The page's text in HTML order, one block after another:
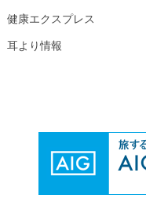
健康エクスプレス
耳より情報